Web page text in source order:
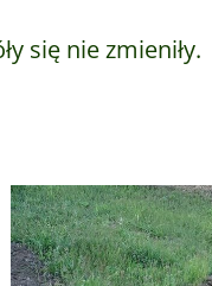
się nie zmieniły.